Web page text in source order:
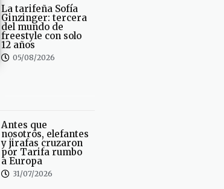
La tarifeña Sofía
Ginzinger: tercera
del mundo de
freestyle con solo
12 años
05/08/2026
Antes que
nosotros, elefantes
y jirafas cruzaron
por Tarifa rumbo
a Europa
31/07/2026